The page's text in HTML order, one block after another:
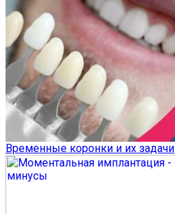
Временные коронки и их задачи